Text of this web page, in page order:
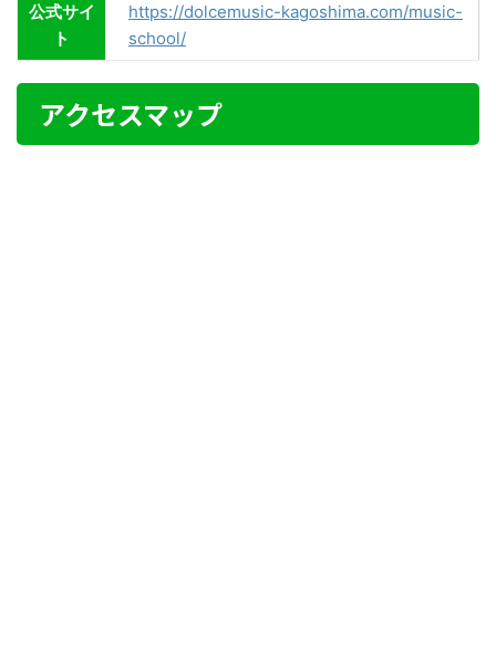
公式サイ
ト
https://dolcemusic-kagoshima.com/music-
school/
アクセスマップ